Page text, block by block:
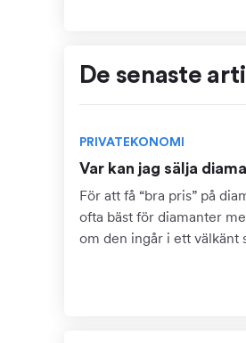
De senaste
PRIVATEKONOMI
Var kan jag sälja
För att få “bra pris” på
ofta bäst för diamanter
om den ingår i ett välkänt